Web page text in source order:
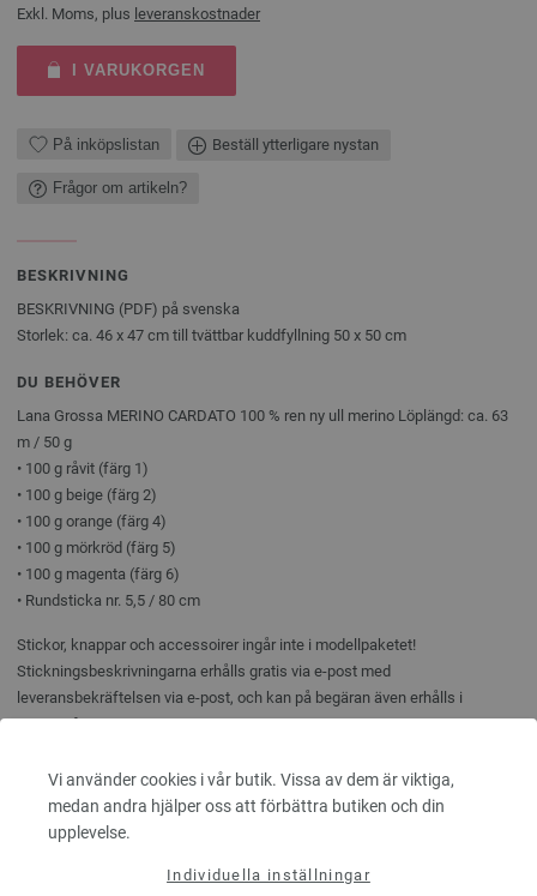
Vi använder cookies i vår butik. Vissa av dem är viktiga,
medan andra hjälper oss att förbättra butiken och din
upplevelse.
Individuella inställningar
Exkl. Moms, plus leveranskostnader
I VARUKORGEN
På inköpslistan Beställ ytterligare nystan
Frågor om artikeln?
BESKRIVNING
BESKRIVNING (PDF) på svenska
Storlek: ca. 46 x 47 cm till tvättbar kuddfyllning 50 x 50 cm
DU BEHÖVER
Lana Grossa MERINO CARDATO 100 % ren ny ull merino Löplängd: ca. 63
m / 50 g
• 100 g råvit (färg 1)
• 100 g beige (färg 2)
• 100 g orange (färg 4)
• 100 g mörkröd (färg 5)
• 100 g magenta (färg 6)
• Rundsticka nr. 5,5 / 80 cm
Stickor, knappar och accessoirer ingår inte i modellpaketet!
Stickningsbeskrivningarna erhålls gratis via e-post med
leveransbekräftelsen via e-post, och kan på begäran även erhålls i
pappersform.